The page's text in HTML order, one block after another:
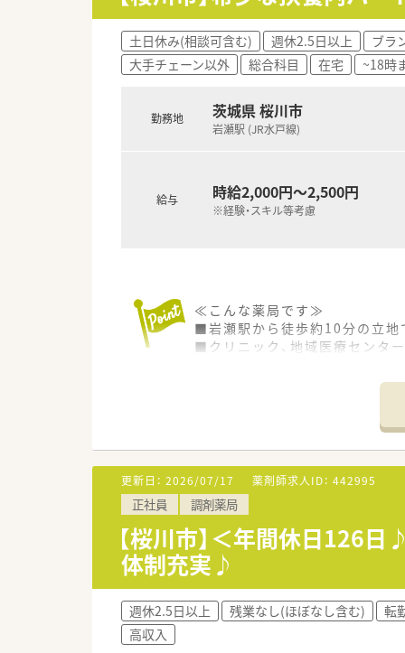
土日休み(相談可含む) 週休2.5日以上
ブラ
大手チェーン以外
総合科目 在宅 ~18時
勤務地 茨城県 桜川市
岩瀬駅 (JR水戸線)
給与 時給2,000円～2,500円
※経験・スキル等考慮
≪こんな薬局です≫
■岩瀬駅から徒歩約10分の立地
■クリニック、地域医療センタ
■薬学生の受け入れ、地域活動
■年1回健康フェアを行ったり
■地域薬剤師会と連携し、薬剤
使用済み注射針回収事業登録薬
■学校薬剤師・スポーツファー
更新日： 2026/07/17 薬剤師求人ID： 442995
正社員 調剤薬局
【桜川市】＜年間休日126
体制充実♪
週休2.5日以上 残業なし(ほぼなし含む)
転
高収入